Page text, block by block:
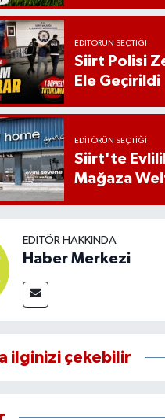
EDITÖRÜN SEÇTIĞI
Siirt Polisi
Ele Geçirildi
EDITÖRÜN SEÇTIĞI
Siirt'te
Mağaza
EDITÖR HAKKINDA
Haber Merkezi
ilginizi çekebilir